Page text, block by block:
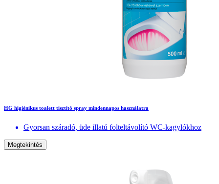
HG higiénikus toalett tisztító spray mindennapos használatra
Gyorsan száradó, üde illatú folteltávolító WC-kagylókhoz
Megtekintés